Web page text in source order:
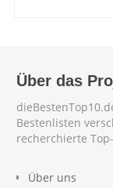
Über das
Bestenlisten
recherchierte
Über uns